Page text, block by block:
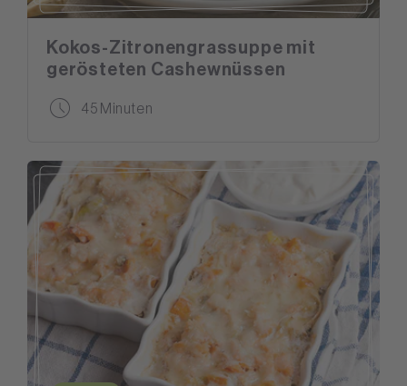
Kokos-Zitronengrassuppe mit
gerösteten Cashewnüssen
45 Minuten